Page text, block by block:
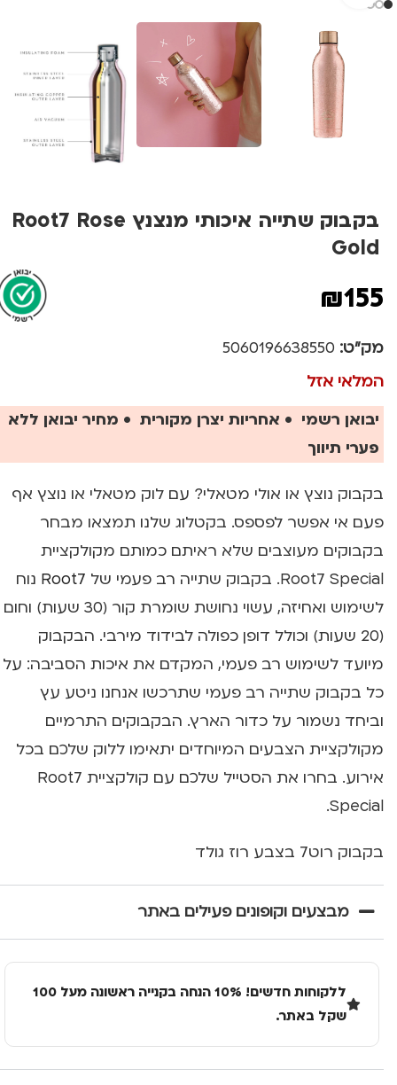
בקבוק שתייה איכותי מנצנץ Root7 Rose
Gold
₪155
מק"ט: 5060196638550
המלאי אזל
יבואן רשמי • אחריות יצרן מקורית • מחיר יבואן ללא
פערי תיווך
בקבוק נוצץ או אולי מטאלי? עם לוק מטאלי או נוצץ אף
פעם אי אפשר לפספס. בקטלוג שלנו תמצאו מבחר
בקבוקים מעוצבים שלא ראיתם כמותם מקולקציית
Root7 Special. בקבוק שתייה רב פעמי של
Root7 נוח
לשימוש ואחיזה, עשוי נחושת שומרת קור (30 שעות) וחום
(20 שעות) וכולל דופן כפולה לבידוד מירבי. הבקבוק
מיועד לשימוש רב פעמי, המקדם את איכות הסביבה: על
כל בקבוק שתייה רב פעמי שתרכשו אנחנו ניטע עץ
וביחד נשמור על כדור הארץ. הבקבוקים התרמיים
מקולקציית הצבעים המיוחדים יתאימו ללוק שלכם בכל
אירוע. בחרו את הסטייל שלכם עם קולקציית Root7
Special.
בקבוק רוט7 בצבע רוז גולד
מבצעים וקופונים פעילים באתר
ללקוחות חדשים! 10% הנחה בקנייה ראשונה מעל 100
שקל באתר.